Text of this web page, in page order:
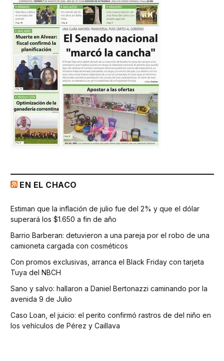
EN EL CHACO
Estiman que la inflación de julio fue del 2% y que el dólar
superará los $1.650 a fin de año
Barrio Barberan: detuvieron a una pareja por el robo de una
camioneta cargada con cosméticos
Con promos exclusivas, arranca el Black Friday con tarjeta
Tuya del NBCH
Sano y salvo: hallaron a Daniel Bertonazzi caminando por la
avenida 9 de Julio
Caso Loan, el juicio: el perito confirmó rastros de del niño en
los vehículos de Pérez y Caillava